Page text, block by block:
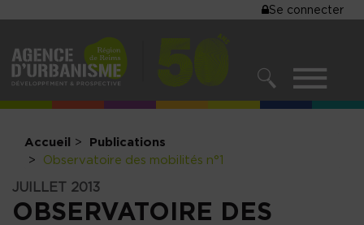
contenu
principal
MENU
DE
Se connecter
MENU
Accueil Publications
Observatoire des mobilités n°1
JUILLET 2013
OBSERVATOIRE DES